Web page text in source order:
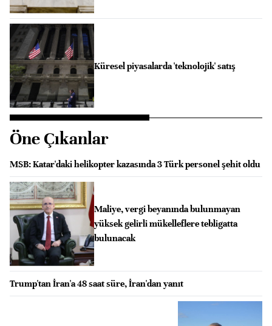
Küresel piyasalarda 'teknolojik' satış
Öne Çıkanlar
MSB: Katar'daki helikopter kazasında 3 Türk personel şehit oldu
Maliye, vergi beyanında bulunmayan
yüksek gelirli mükelleflere tebligatta
bulunacak
Trump'tan İran'a 48 saat süre, İran'dan yanıt